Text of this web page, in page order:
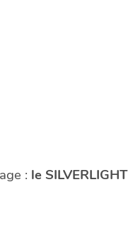
: le SILVERLIGHT